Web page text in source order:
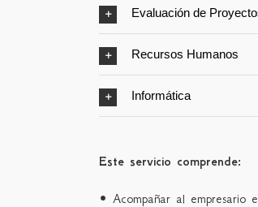
Evaluación de
Recursos Humanos
Informática
Este servicio comprende:
• Acompañar al empresario